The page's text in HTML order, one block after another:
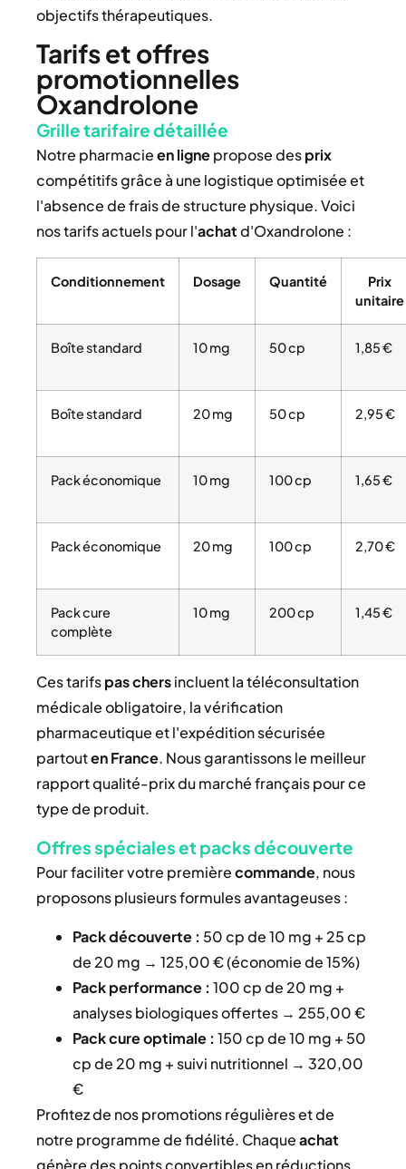
objectifs thérapeutiques.
Tarifs et offres
promotionnelles
Oxandrolone
Grille tarifaire détaillée
Notre pharmacieen lignepropose desprix
compétitifs grâce à une logistique optimisée et
l'absence de frais de structure physique. Voici
nos tarifs actuels pour l'achatd'Oxandrolone :
Conditionnement Dosage Quantité
Prix
unitaire
Boîte standard 10 mg 50 cp 1,85 €
Boîte standard 20 mg 50 cp 2,95 €
Pack économique 10 mg 100 cp 1,65 €
Pack économique 20 mg 100 cp 2,70 €
Pack cure
complète
10 mg 200 cp 1,45 €
Ces tarifspas chersincluent la téléconsultation
médicale obligatoire, la vérification
pharmaceutique et l'expédition sécurisée
partouten France. Nous garantissons le meilleur
rapport qualité-prix du marché français pour ce
type de produit.
Offres spéciales et packs découverte
Pour faciliter votre premièrecommande, nous
proposons plusieurs formules avantageuses :
Pack découverte : 50 cp de 10 mg + 25 cp
de 20 mg → 125,00 € (économie de 15%)
Pack performance : 100 cp de 20 mg +
analyses biologiques offertes → 255,00 €
Pack cure optimale : 150 cp de 10 mg + 50
cp de 20 mg + suivi nutritionnel → 320,00
€
Profitez de nos promotions régulières et de
notre programme de fidélité. Chaqueachat
génère des points convertibles en réductions